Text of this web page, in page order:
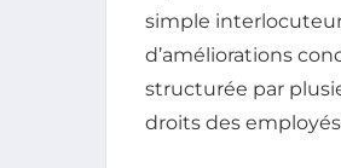
simple
d’améliorations
structurée par
droits des